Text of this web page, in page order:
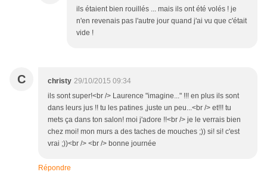
ils étaient bien rouillés ... mais ils ont été volés ! je
n'en revenais pas l'autre jour quand j'ai vu que c'était
vide !
C christy 29/10/2015 09:34
ils sont super!<br /> Laurence "imagine..." !!! en plus ils sont
dans leurs jus !! tu les patines ,juste un peu...<br /> et!!! tu
mets ça dans ton salon! moi j'adore !!<br /> je le verrais bien
chez moi! mon murs a des taches de mouches ;)) si! si! c'est
vrai ;))<br /> <br /> bonne journée
Répondre